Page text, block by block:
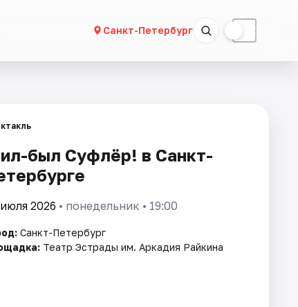
Санкт-Петербург ☾
был Суфлёр! в Санкт-
2026 • понедельник • 19:00
Санкт-Петербург
Театр Эстрады им. Аркадия Райкина